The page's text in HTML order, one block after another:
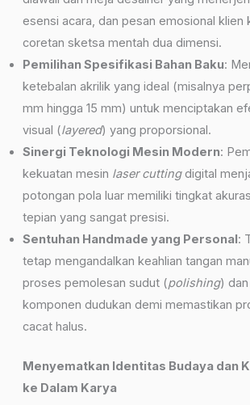
esensi acara, dan pesan emosional klien
coretan sketsa mentah dua dimensi.
Pemilihan Spesifikasi Bahan Baku:
ketebalan akrilik yang ideal (misalnya
mm hingga 15 mm) untuk menciptakan
visual (layered) yang proporsional.
Sinergi Teknologi Mesin Modern:
kekuatan mesin laser cuttingdigital
potongan pola luar memiliki tingkat
tepian yang sangat presisi.
Sentuhan Handmade yang Personal :
tetap mengandalkan keahlian tangan
proses pemolesan sudut (polishing)
komponen dudukan demi memastikan
cacat halus.
Menyematkan Identitas Budaya dan
ke Dalam Karya